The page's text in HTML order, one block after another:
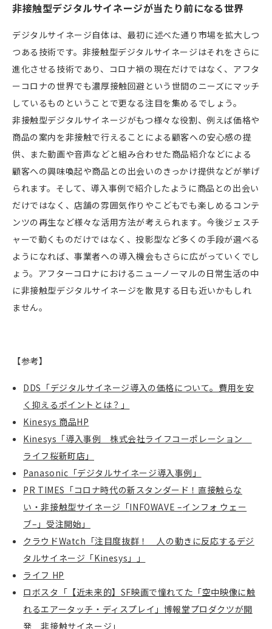
非接触型デジタルサイネージが当たり前になる世界
デジタルサイネージ自体は、最初に述べた通り市場を拡大しつ
つある技術です。非接触型デジタルサイネージはそれをさらに
進化させる技術であり、コロナ禍の現在だけではなく、アフタ
ーコロナの世界でも濃厚接触回避という世間のニーズにマッチ
しているものということで更なる注目を集めるでしょう。
非接触型デジタルサイネージがもつ様々な役割、例えば価格や
商品の案内を非接触で行えることによる顧客への安心感の提
供、また動画や音声などと組み合わせた商品紹介などによる
顧客への興味喚起や商品との出会いのきっかけ提供などが挙げ
られます。そして、導入事例で紹介したように商品との出会い
だけではなく、店舗の雰囲気作りやこどもでも楽しめるコンテ
ンツの再生など様々な活用方法が考えられます。今後ジェスチ
ャーで動くものだけではなく、投影型など多くの手段が選べる
ようになれば、事業者への導入機会もさらに広がっていくでし
ょう。アフターコロナにおけるニューノーマルの日常生活の中
に非接触型デジタルサイネージを散見する日も近いかもしれ
ません。
【参考】
DDS「デジタルサイネージ導入の価格について。費用を安
く抑えるポイントとは？」
Kinesys 商品HP
Kinesys「導入事例 株式会社ライフコーポレーション
ライフ桜新町店」
Panasonic「デジタルサイネージ導入事例」
PR TIMES「コロナ時代の新スタンダード！直接触らな
い・非接触型サイネージ「INFOWAVE –インフォ ウェー
ブ– 」受注開始」
クラウドWatch 「注目度抜群！ 人の動きに反応するデジ
タルサイネージ「Kinesys 」」
ライフ HP
ロボスタ「【近未来的】 SF映画で憧れてた「空中映像に触
れるエアータッチ・ディスプレイ」博報堂プロダクツが開
発 非接触サイネージ」